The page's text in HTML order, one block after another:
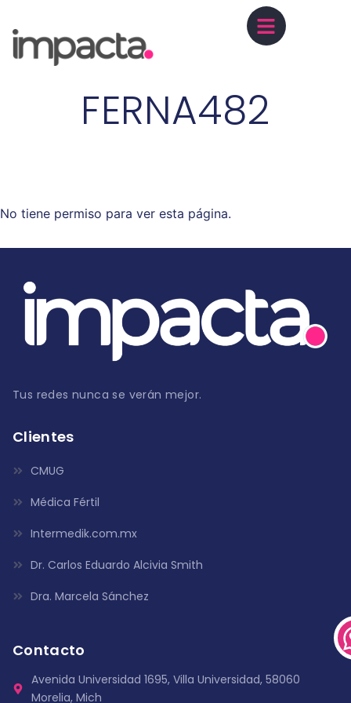
FERNA482
No tiene permiso para ver esta página.
Tus redes nunca se verán mejor.
Clientes
CMUG
Médica Fértil
Intermedik.com.mx
Dr. Carlos Eduardo Alcivia Smith
Dra. Marcela Sánchez
Contacto
Avenida Universidad 1695, Villa Universidad, 58060
Morelia, Mich